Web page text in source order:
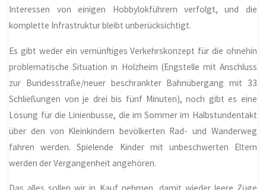
Interessen von einigen Hobbylokführern verfolgt, und die
komplette Infrastruktur bleibt unberücksichtigt.
Es gibt weder ein vernünftiges Verkehrskonzept für die ohnehin
problematische Situation in Holzheim (Engstelle mit Anschluss
zur Bundesstraße/neuer beschrankter Bahnübergang mit 33
Schließungen von je drei bis fünf Minuten), noch gibt es eine
Lösung für die Linienbusse, die im Sommer im Halbstundentakt
über den von Kleinkindern bevölkerten Rad- und Wanderweg
fahren werden. Spielende Kinder mit unbeschwerten Eltern
werden der Vergangenheit angehören.